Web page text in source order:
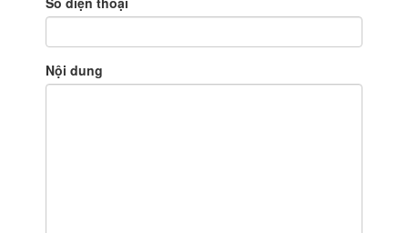
Nội dung